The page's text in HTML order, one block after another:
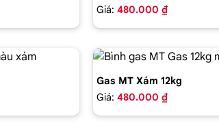
Giá: 480.000 ₫
Gas MT Xám 12kg
Giá: 480.000 ₫